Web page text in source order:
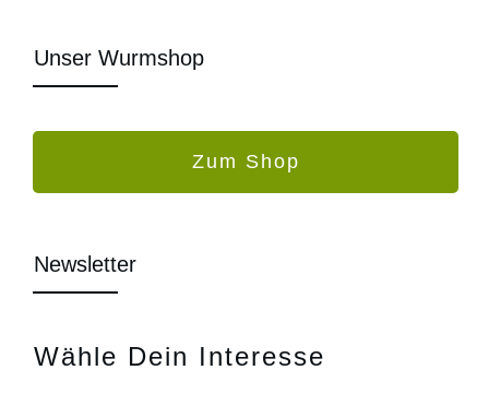
Unser Wurmshop
Zum Shop
Newsletter
Wähle Dein Interesse